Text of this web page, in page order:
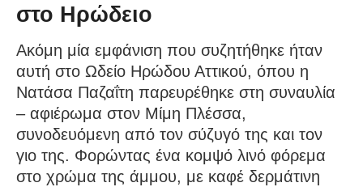
στο Ηρώδειο
Ακόμη μία εμφάνιση που συζητήθηκε ήταν
αυτή στο Ωδείο Ηρώδου Αττικού, όπου η
Νατάσα Παζαΐτη παρευρέθηκε στη συναυλία
– αφιέρωμα στον Μίμη Πλέσσα,
συνοδευόμενη από τον σύζυγό της και τον
γιο της. Φορώντας ένα κομψό λινό φόρεμα
στο χρώμα της άμμου, με καφέ δερμάτινη